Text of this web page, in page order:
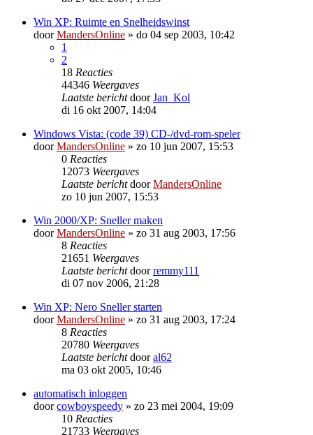
Win XP: Ruimte en Snelheidswinst
doorMandersOnline » do 04 sep 2003, 10:42
1
2
18 Reacties
44346 Weergaves
Laatste berichtdoorJan_Kol
di 16 okt 2007, 14:04
Windows Vista: (code 39) CD-/dvd-rom-speler
doorMandersOnline » zo 10 jun 2007, 15:53
0 Reacties
12073 Weergaves
Laatste berichtdoorMandersOnline
zo 10 jun 2007, 15:53
Win 2000/XP: Sneller maken
doorMandersOnline » zo 31 aug 2003, 17:56
8 Reacties
21651 Weergaves
Laatste berichtdoorremmy111
di 07 nov 2006, 21:28
Win XP: Nero Sneller starten
doorMandersOnline » zo 31 aug 2003, 17:24
8 Reacties
20780 Weergaves
Laatste berichtdooral62
ma 03 okt 2005, 10:46
automatisch inloggen
doorcowboyspeedy » zo 23 mei 2004, 19:09
10 Reacties
21733 Weergaves